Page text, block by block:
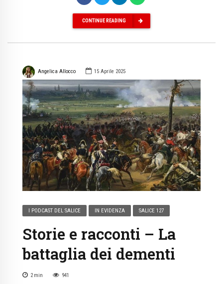
CONTINUE READING
Angelica Allocco 15 Aprile 2025
I PODCAST DEL SALICE IN EVIDENZA SALICE 127
Storie e racconti – La
battaglia dei dementi
2 min 941